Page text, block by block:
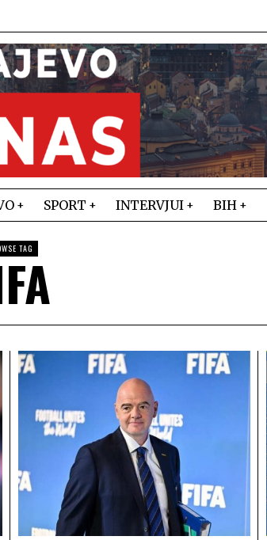
SPORT INTERVJUI BIH
TAG